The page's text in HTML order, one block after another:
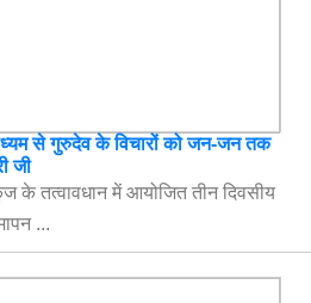
से गुरुदेव के विचारों को जन-जन तक
जी
के तत्वावधान में आयोजित तीन दिवसीय
...